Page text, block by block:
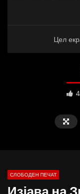
Цел
4
СЛОБОДЕН ПЕЧАТ